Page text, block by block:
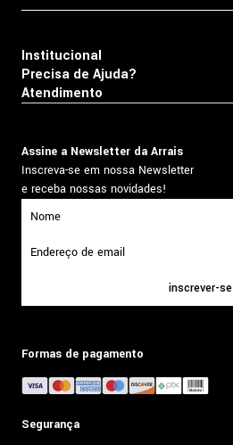
Institucional
Precisa de Ajuda?
Atendimento
Assine a Newsletter da Arrais
Inscreva-se em nossa Newsletter
e receba nossas novidades!
inscrever-se
Formas de pagamento
Segurança